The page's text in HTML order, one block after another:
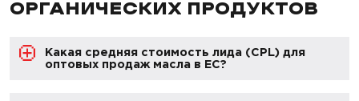
ОРГАНИЧЕСКИХ ПРОДУКТОВ
Какая средняя стоимость лида (CPL) для
оптовых продаж масла в ЕС?